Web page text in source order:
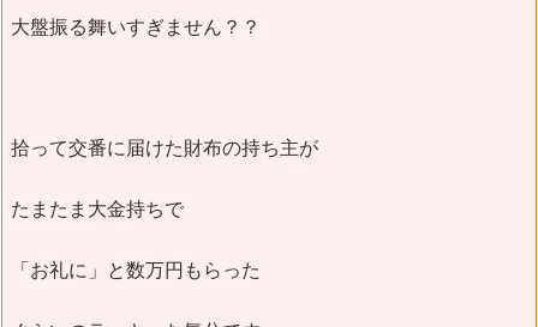
大盤振る舞いすぎません？？
拾って交番に届けた財布の持ち主が
たまたま大金持ちで
「お礼に」と数万円もらった